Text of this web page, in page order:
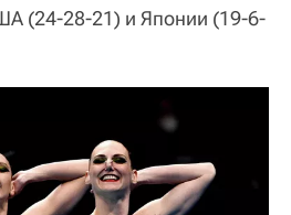
(24-28-21) и Японии (19-6-